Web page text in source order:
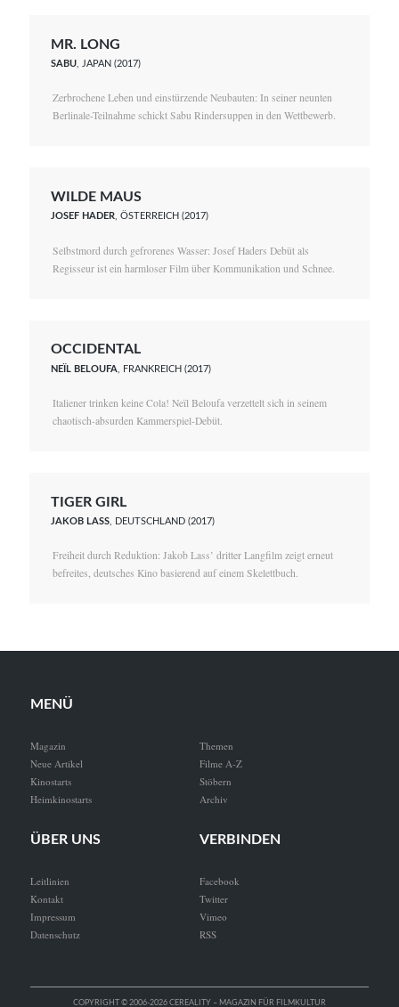
MR. LONG
SABU , JAPAN (2017)
Zerbrochene Leben und einstürzende Neubauten: In seiner neunten
Berlinale-Teilnahme schickt Sabu Rindersuppen in den Wettbewerb.
WILDE MAUS
JOSEF HADER , ÖSTERREICH (2017)
Selbstmord durch gefrorenes Wasser: Josef Haders Debüt als
Regisseur ist ein harmloser Film über Kommunikation und Schnee.
OCCIDENTAL
NEÏL BELOUFA , FRANKREICH (2017)
Italiener trinken keine Cola! Neïl Beloufa verzettelt sich in seinem
chaotisch-absurden Kammerspiel-Debüt.
TIGER GIRL
JAKOB LASS , DEUTSCHLAND (2017)
Freiheit durch Reduktion: Jakob Lass’ dritter Langfilm zeigt erneut
befreites, deutsches Kino basierend auf einem Skelettbuch.
MENÜ
Magazin
Neue Artikel
Kinostarts
Heimkinostarts
Themen
Filme A-Z
Stöbern
Archiv
ÜBER UNS
Leitlinien
Kontakt
Impressum
Datenschutz
VERBINDEN
Facebook
Twitter
Vimeo
RSS
COPYRIGHT © 2006-2026 CEREALITY – MAGAZIN FÜR FILMKULTUR